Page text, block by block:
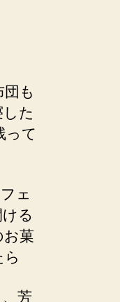
も
た
って
ェ
る
お菓
芳